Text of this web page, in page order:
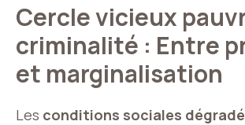
Cercle vicieux
criminalité : Entre
et marginalisation
Les conditions sociales